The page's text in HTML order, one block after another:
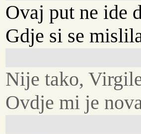
Ovaj put ne ide
Gdje si se
Nije tako,
Ovdje mi je